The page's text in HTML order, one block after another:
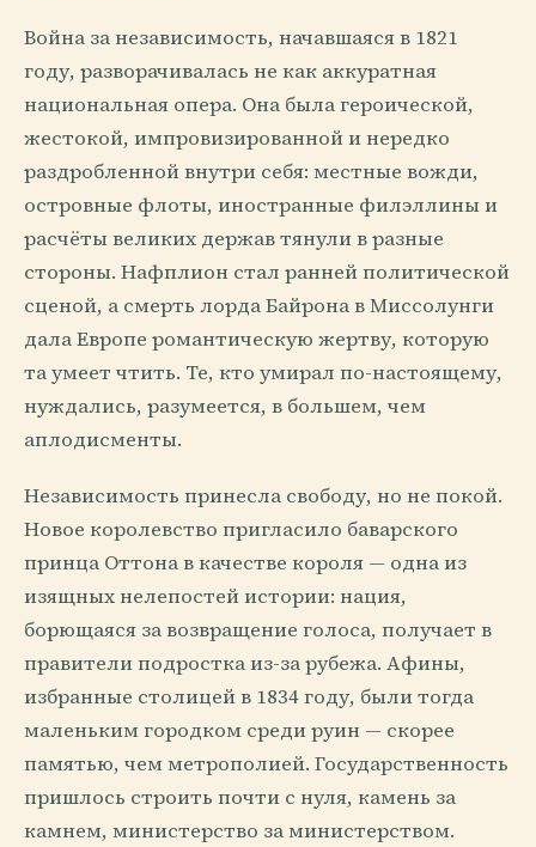
Война за независимость, начавшаяся в 1821
году, разворачивалась не как аккуратная
национальная опера. Она была героической,
жестокой, импровизированной и нередко
раздробленной внутри себя: местные вожди,
островные флоты, иностранные филэллины и
расчёты великих держав тянули в разные
стороны. Нафплион стал ранней политической
сценой, а смерть лорда Байрона в Миссолунги
дала Европе романтическую жертву, которую
та умеет чтить. Те, кто умирал по-настоящему,
нуждались, разумеется, в большем, чем
аплодисменты.
Независимость принесла свободу, но не покой.
Новое королевство пригласило баварского
принца Оттона в качестве короля — одна из
изящных нелепостей истории: нация,
борющаяся за возвращение голоса, получает в
правители подростка из-за рубежа. Афины,
избранные столицей в 1834 году, были тогда
маленьким городком среди руин — скорее
памятью, чем метрополией. Государственность
пришлось строить почти с нуля, камень за
камнем, министерство за министерством.